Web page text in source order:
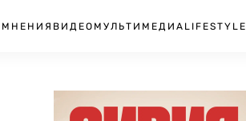
МНЕНИЯ ВИДЕО МУЛЬТИМЕДИА LIFESTYLE